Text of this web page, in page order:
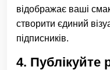
відображає ваші
створити єдиний
підписників.
4. Публікуйте